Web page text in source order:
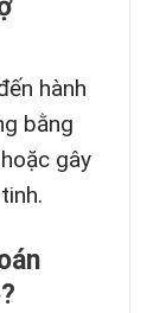
hành
bằng
gây